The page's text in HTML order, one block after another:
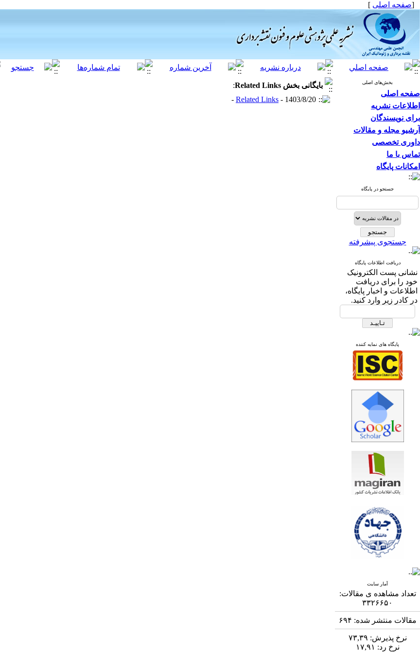
[صفحه اصلی ]
بخش‌های اصلی
صفحه اصلی
اطلاعات نشریه
برای نویسندگان
آرشیو مجله و مقالات
داوری تخصصی
تماس با ما
امکانات پایگاه
جستجو در پایگاه
جستجوی پیشرفته
دریافت اطلاعات پایگاه
نشانی پست الکترونیک
خود را برای دریافت
اطلاعات و اخبار پایگاه،
در کادر زیر وارد کنید.
پایگاه های نمایه کننده
آمار سایت
تعداد مشاهده ی مقالات:
۳۳۲۶۶۵۰
مقالات منتشر شده: ۶۹۴
نرخ پذیرش: ۷۳,۳۹
نرخ رد: ۱۷,۹۱
بایگانی بخش Related Links
:
Related Links - 1403/8/20 -